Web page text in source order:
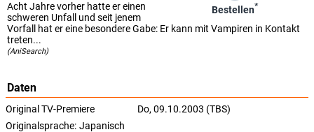
Bestellen*
Acht Jahre vorher hatte er einen
schweren Unfall und seit jenem
Vorfall hat er eine besondere Gabe: Er kann mit Vampiren in Kontakt
treten...
(AniSearch)
Daten
Original TV-Premiere
Do, 09.10.2003 (TBS)
Originalsprache: Japanisch